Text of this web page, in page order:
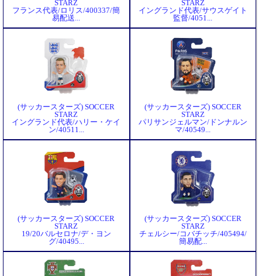
STARZ
フランス代表/ロリス/400337/簡
易配送...
STARZ
イングランド代表/サウスゲイト
監督/4051...
(サッカースターズ) SOCCER
STARZ
イングランド代表/ハリー・ケイ
ン/40511...
(サッカースターズ) SOCCER
STARZ
パリサンジェルマン/ドンナルン
マ/40549...
(サッカースターズ) SOCCER
STARZ
19/20バルセロナ/デ・ヨン
グ/40495...
(サッカースターズ) SOCCER
STARZ
チェルシー/コバチッチ/405494/
簡易配...